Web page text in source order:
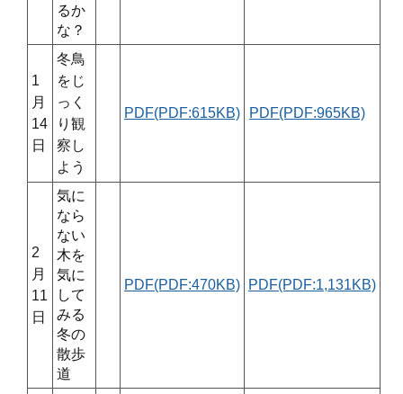
るか
な？
1
月
14
日
冬鳥
をじ
っく
り観
察し
よう
PDF(PDF:615KB) PDF(PDF:965KB)
2
月
11
日
気に
なら
ない
木を
気に
して
みる
冬の
散歩
道
PDF(PDF:470KB) PDF(PDF:1,131KB)